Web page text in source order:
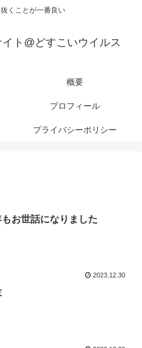
くことが一番良い
ト@どすこいウイルス
概要
プロフィール
プライバシーポリシー
お世話になりました
2023.12.30